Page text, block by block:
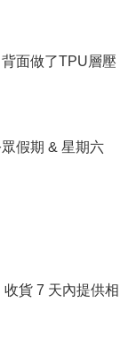
面做了TPU層壓
假期 & 星期六
貨 7 天內提供相